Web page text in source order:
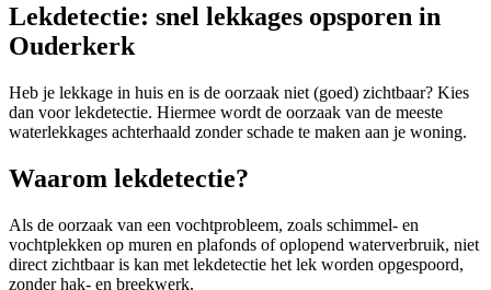
Lekdetectie: snel lekkages opsporen in
Ouderkerk
Heb je lekkage in huis en is de oorzaak niet (goed) zichtbaar? Kies
dan voor lekdetectie. Hiermee wordt de oorzaak van de meeste
waterlekkages achterhaald zonder schade te maken aan je woning.
Waarom lekdetectie?
Als de oorzaak van een vochtprobleem, zoals schimmel- en
vochtplekken op muren en plafonds of oplopend waterverbruik, niet
direct zichtbaar is kan met lekdetectie het lek worden opgespoord,
zonder hak- en breekwerk.